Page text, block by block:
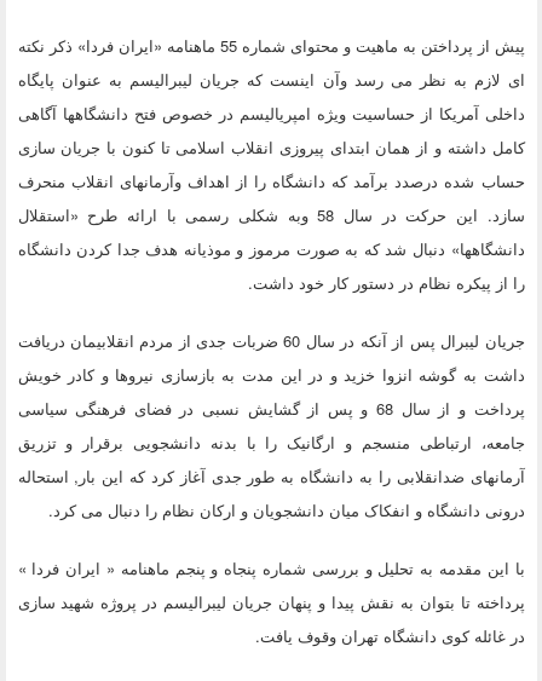
پیش از پرداختن به ماهیت و محتوای شماره 55 ماهنامه «ایران فردا» ذکر نکته
ای لازم به نظر می رسد وآن اینست که جریان لیبرالیسم به عنوان پایگاه
داخلی آمریکا از حساسیت ویژه امپریالیسم در خصوص فتح دانشگاهها آگاهی
کامل داشته و از همان ابتدای پیروزی انقلاب اسلامی تا کنون با جریان سازی
حساب شده درصدد برآمد که دانشگاه را از اهداف وآرمانهای انقلاب منحرف
سازد. این حرکت در سال 58 وبه شکلی رسمی با ارائه طرح «استقلال
دانشگاهها» دنبال شد که به صورت مرموز و موذیانه هدف جدا کردن دانشگاه
را از پیکره نظام در دستور کار خود داشت.
جریان لیبرال پس از آنکه در سال 60 ضربات جدی از مردم انقلابیمان دریافت
داشت به گوشه انزوا خزید و در این مدت به بازسازی نیروها و کادر خویش
پرداخت و از سال 68 و پس از گشایش نسبی در فضای فرهنگی سیاسی
جامعه، ارتباطی منسجم و ارگانیک را با بدنه دانشجویی برقرار و تزریق
آرمانهای ضدانقلابی را به دانشگاه به طور جدی آغاز کرد که این بار, استحاله
درونی دانشگاه و انفکاک میان دانشجویان و ارکان نظام را دنبال می کرد.
با این مقدمه به تحلیل و بررسی شماره پنجاه و پنجم ماهنامه « ایران فردا »
پرداخته تا بتوان به نقش پیدا و پنهان جریان لیبرالیسم در پروژه شهید سازی
در غائله کوی دانشگاه تهران وقوف یافت.